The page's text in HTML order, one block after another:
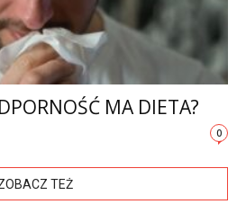
MA DIETA?
0
TEŻ